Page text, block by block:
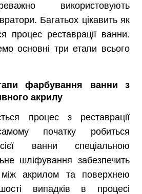
використовують
Багатьох цікавить як
процес реставрації ванни.
основні три етапи всього
фарбування ванни з
акрилу
процес з реставрації
початку робиться
ванни спеціальною
шліфування забезпечить
акрилом та поверхнею
випадків в процесі